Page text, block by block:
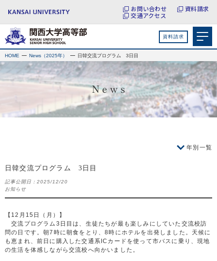
お問い合わせ
資料請求
交通アクセス
資料請求
HOME News（2025年） 日韓交流プログラム 3日目
年別一覧
日韓交流プログラム 3日目
記事公開日： 2025/12/20
お知らせ
【12月15日（月）】
交流プログラム3日目は、生徒たちが最も楽しみにしていた交流校訪
問の日です。朝7時に朝食をとり、8時にホテルを出発しました。天候に
も恵まれ、前日に購入した交通系ICカードを使って市バスに乗り、現地
の生活を体感しながら交流校へ向かいました。